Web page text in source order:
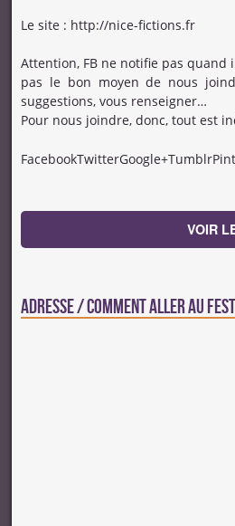
Le site : http://nice-fictions.fr
Attention, FB ne notifie pas quand
pas le bon moyen de nous
suggestions, vous renseigner…
Pour nous joindre, donc, tout est
VOIR
Adresse / Comment aller au